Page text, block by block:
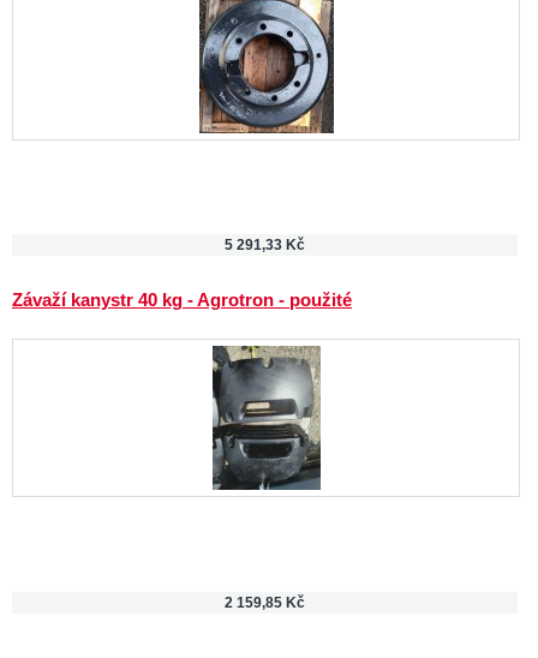
5 291,33 Kč
Závaží kanystr 40 kg - Agrotron - použité
2 159,85 Kč